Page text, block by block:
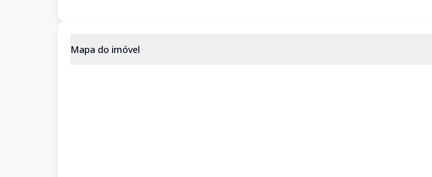
Mapa do imóvel